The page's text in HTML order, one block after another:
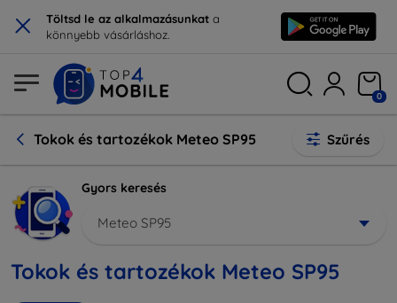
× Töltsd le az alkalmazásunkat a
könnyebb vásárláshoz.
0
Tokok és tartozékok Meteo SP95 Szűrés
Gyors keresés
Meteo SP95
Tokok és tartozékok Meteo SP95